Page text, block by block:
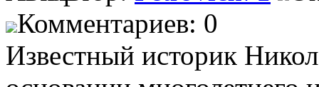
Комментариев: 0
Известный историк